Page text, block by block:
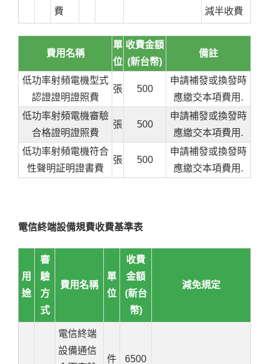
費
減半收費
費用名稱
單
位
收費金額
(新台幣)
備註
低功率射頻電機型式
認證證明證照費
張 500
申請補發或換發時
應繳交本項費用.
低功率射頻電機審驗
合格證明證照費
張 500
申請補發或換發時
應繳交本項費用.
低功率射頻電機符合
性聲明証明證書費
張 500
申請補發或換發時
應繳交本項費用.
電信終端設備規費收費基準表
用
途
審
驗
方
式
費用名稱
單
位
收費
金額
(新台
幣)
減免規定
電信終端
設備通信
件 6500